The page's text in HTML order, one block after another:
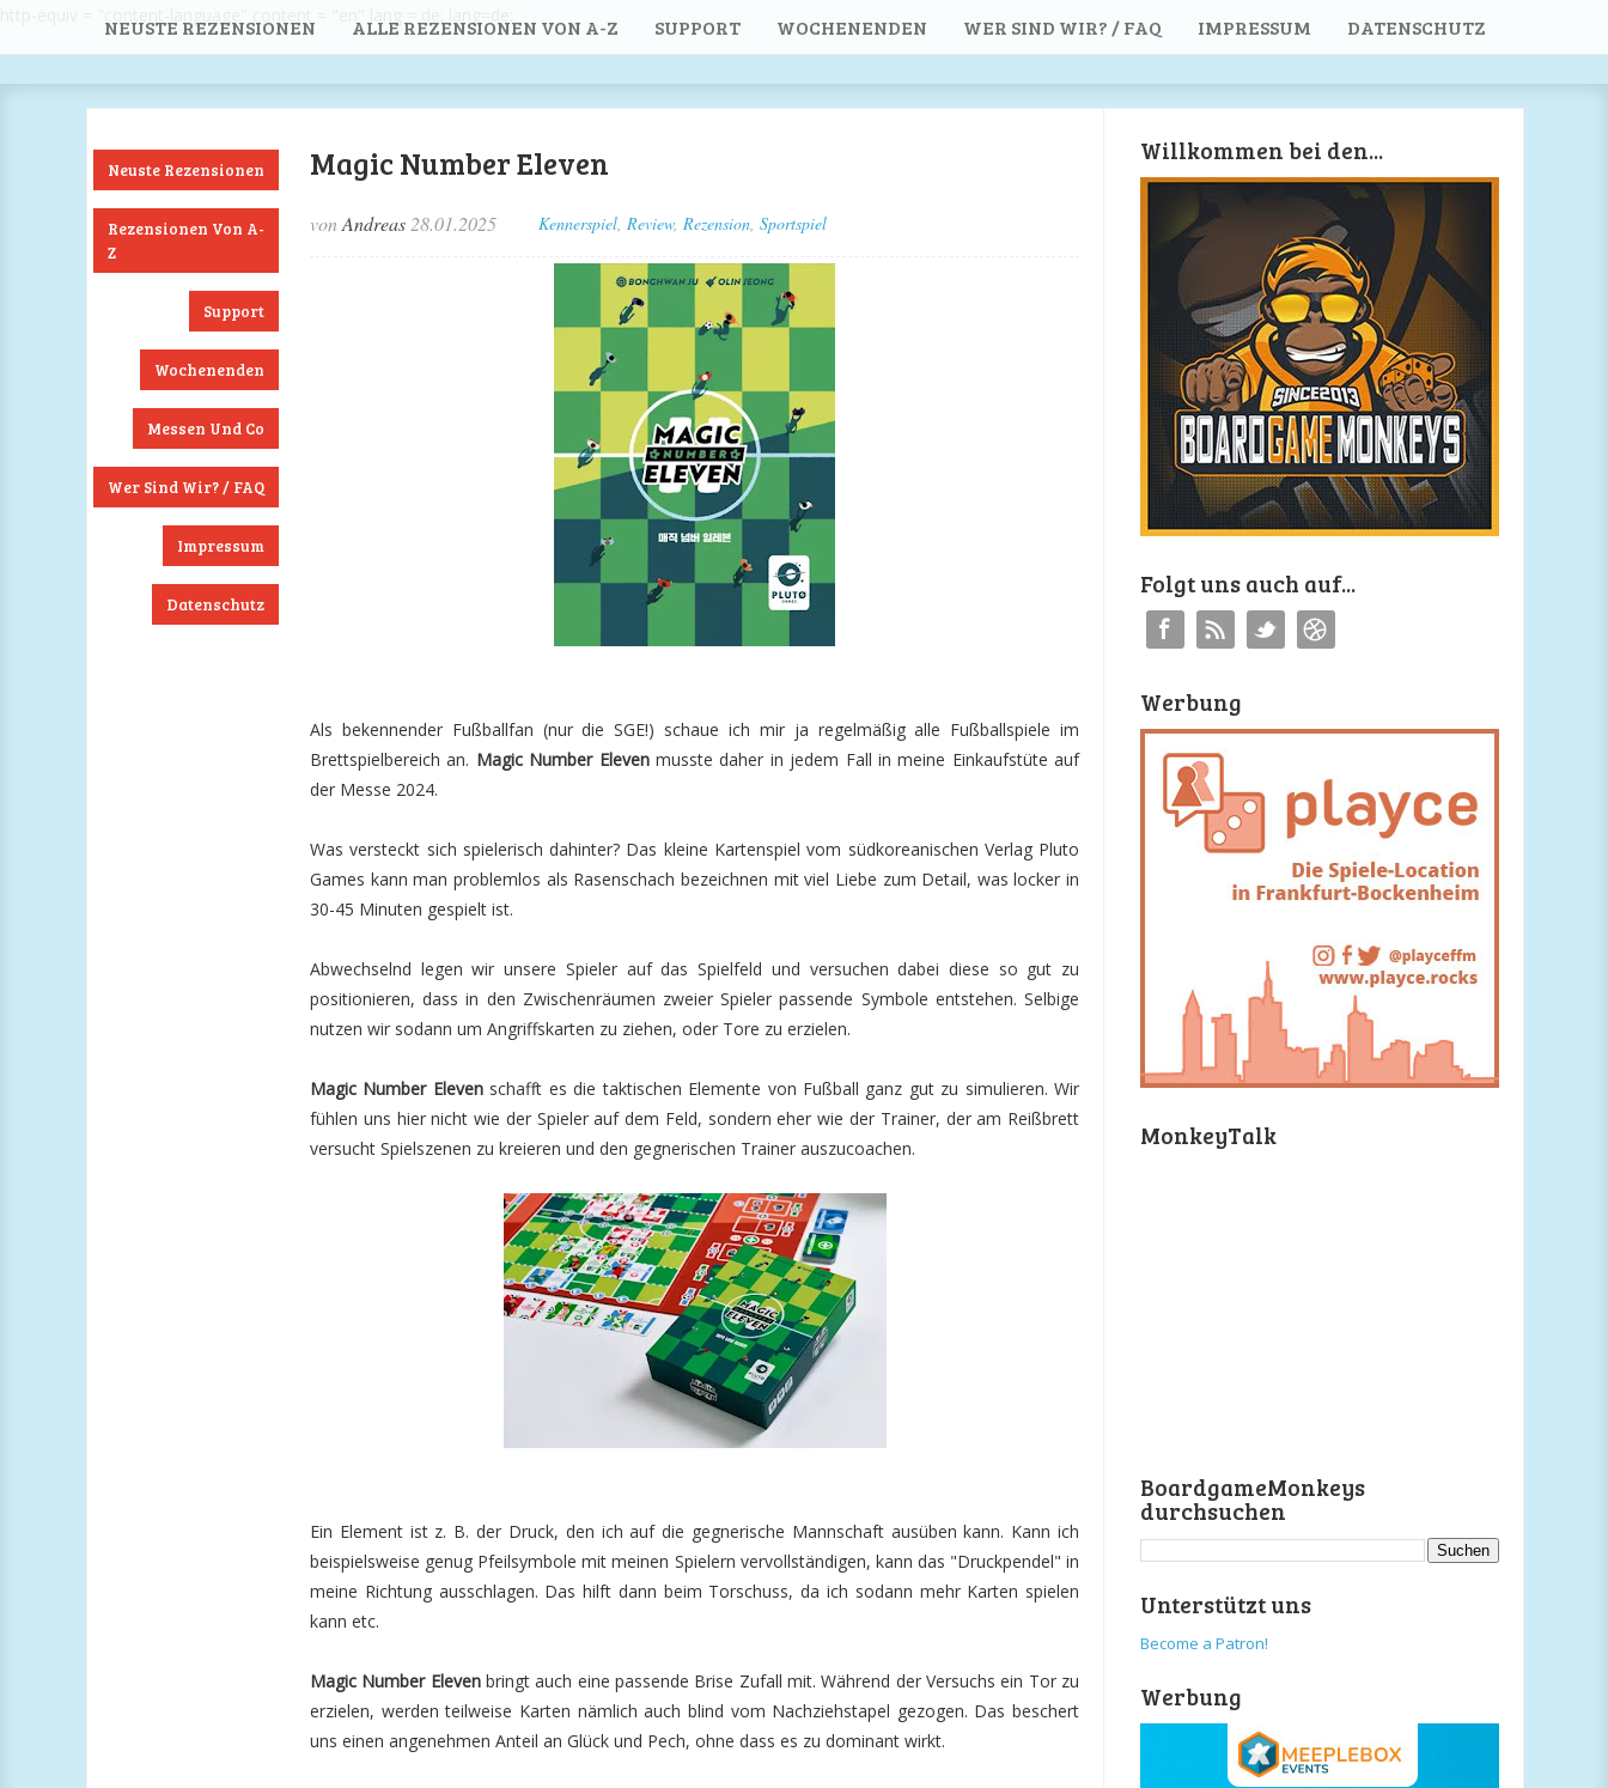
NEUSTE REZENSIONEN ALLE REZENSIONEN VON A-Z SUPPORT WOCHENENDEN WER SIND WIR? / FAQ IMPRESSUM DATENSCHUTZ
Neuste Rezensionen
Rezensionen Von A-
Z
Support
Wochenenden
Messen Und Co
Wer Sind Wir? / FAQ
Impressum
Datenschutz
Magic Number Eleven
vonAndreas 28.01.2025 Kennerspiel, Review, Rezension, Sportspiel
Als bekennender Fußballfan (nur die SGE!) schaue ich mir ja regelmäßig alle Fußballspiele im
Brettspielbereich an. Magic Number Elevenmusste daher in jedem Fall in meine Einkaufstüte auf
der Messe 2024.
Was versteckt sich spielerisch dahinter? Das kleine Kartenspiel vom südkoreanischen Verlag Pluto
Games kann man problemlos als Rasenschach bezeichnen mit viel Liebe zum Detail, was locker in
30-45 Minuten gespielt ist.
Abwechselnd legen wir unsere Spieler auf das Spielfeld und versuchen dabei diese so gut zu
positionieren, dass in den Zwischenräumen zweier Spieler passende Symbole entstehen. Selbige
nutzen wir sodann um Angriffskarten zu ziehen, oder Tore zu erzielen.
Magic Number Elevenschafft es die taktischen Elemente von Fußball ganz gut zu simulieren. Wir
fühlen uns hier nicht wie der Spieler auf dem Feld, sondern eher wie der Trainer, der am Reißbrett
versucht Spielszenen zu kreieren und den gegnerischen Trainer auszucoachen.
Ein Element ist z. B. der Druck, den ich auf die gegnerische Mannschaft ausüben kann. Kann ich
beispielsweise genug Pfeilsymbole mit meinen Spielern vervollständigen, kann das "Druckpendel" in
meine Richtung ausschlagen. Das hilft dann beim Torschuss, da ich sodann mehr Karten spielen
kann etc.
Magic Number Elevenbringt auch eine passende Brise Zufall mit. Während der Versuchs ein Tor zu
erzielen, werden teilweise Karten nämlich auch blind vom Nachziehstapel gezogen. Das beschert
uns einen angenehmen Anteil an Glück und Pech, ohne dass es zu dominant wirkt.
Willkommen bei den...
Folgt uns auch auf...
Instagram
Werbung
MonkeyTalk
BoardgameMonkeys
durchsuchen
Unterstützt uns
Become a Patron!
Werbung